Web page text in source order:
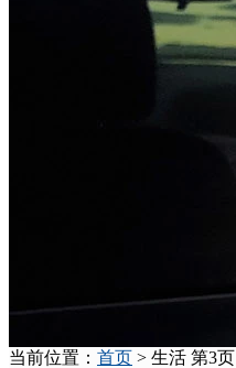
当前位置： 首页 > 生活 第3页